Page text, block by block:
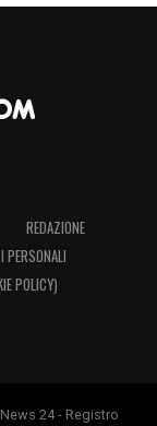
REDAZIONE
PERSONALI
POLICY)
24 - Registro